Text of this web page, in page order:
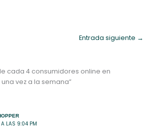
Entrada siguiente →
cada 4 consumidores online en
vez a la semana”
LAS 9:04 PM